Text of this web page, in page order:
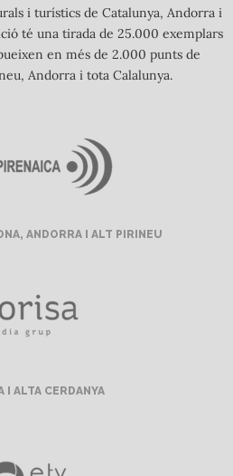
i turístics de Catalunya, Andorra i
té una tirada de 25.000 exemplars
en més de 2.000 punts de
Andorra i tota Calalunya.
ANDORRA I ALT PIRINEU
I ALTA CERDANYA